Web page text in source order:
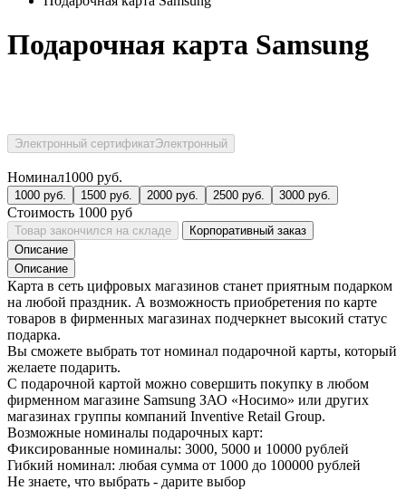
Подарочная карта Samsung
Электронный сертификатЭлектронный
Номинал1000 руб.
1000 руб. 1500 руб. 2000 руб. 2500 руб. 3000 руб.
Стоимость 1000 руб
Товар закончился на складе
Корпоративный заказ
Описание
Описание
Карта в сеть цифровых магазинов станет приятным подарком
на любой праздник. А возможность приобретения по карте
товаров в фирменных магазинах подчеркнет высокий статус
подарка.
Вы сможете выбрать тот номинал подарочной карты, который
желаете подарить.
С подарочной картой можно совершить покупку в любом
фирменном магазине Samsung ЗАО «Носимо» или других
магазинах группы компаний Inventive Retail Group.
Возможные номиналы подарочных карт:
Фиксированные номиналы: 3000, 5000 и 10000 рублей
Гибкий номинал: любая сумма от 1000 до 100000 рублей
Не знаете, что выбрать - дарите выбор